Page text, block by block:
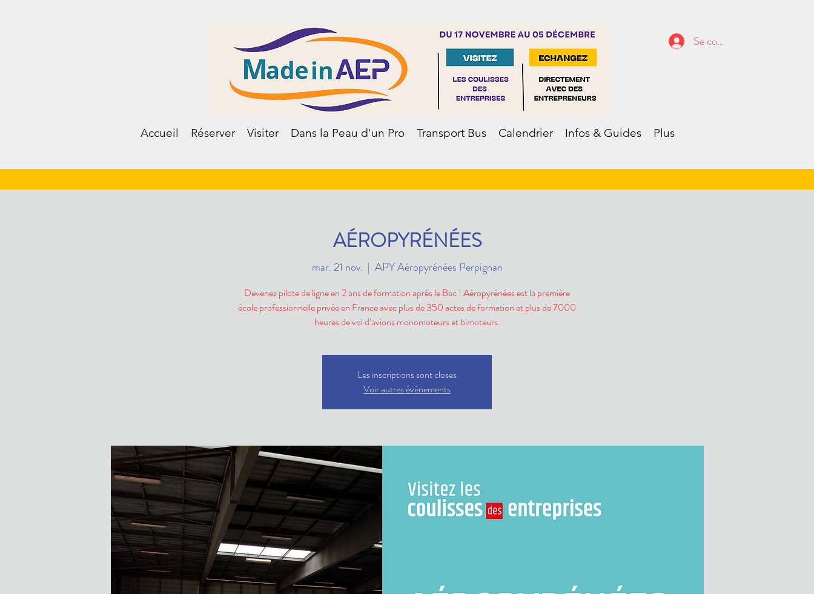
Se connecter
Accueil Réserver Visiter Dans la Peau d'un Pro Transport Bus Calendrier Infos & Guides Plus
AÉROPYRÉNÉES
mar. 21 nov.
  |
APY Aéropyrénées Perpignan
Devenez pilote de ligne en 2 ans de formation aprés le Bac ! Aéropyrénées est la première
école professionnelle privée en France avec plus de 350 actes de formation et plus de 7000
heures de vol d’avions monomoteurs et bimoteurs.
Les inscriptions sont closes
Voir autres événements